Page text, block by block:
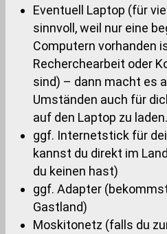
Eventuell Laptop (für
sinnvoll, weil nur eine
Computern vorhanden
Recherchearbeit oder
sind) – dann macht es
Umständen auch für
auf den Laptop zu laden.
ggf. Internetstick für
kannst du direkt im
du keinen hast)
ggf. Adapter
Gastland)
Moskitonetz (falls du